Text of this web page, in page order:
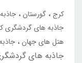
کرج گورستان
جاذبه های گردشگری
هتل های جهان
جاذبه های